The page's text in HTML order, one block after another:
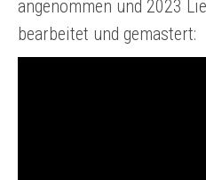
angenommen und 2023
bearbeitet und gemastert: